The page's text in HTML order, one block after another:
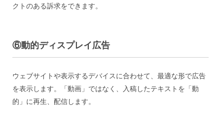
クトのある訴求をできます。
⑥動的ディスプレイ広告
ウェブサイトや表示するデバイスに合わせて、最適な形で広告
を表示します。「動画」ではなく、入稿したテキストを「動
的」に再生、配信します。